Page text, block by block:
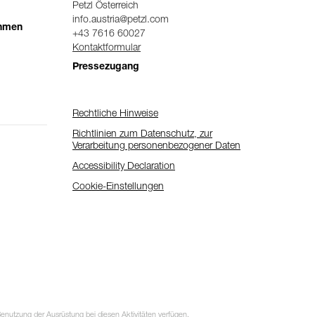
Petzl Österreich
info.austria@petzl.com
+43 7616 60027
Kontaktformular
Pressezugang
Rechtliche Hinweise
Richtlinien zum Datenschutz, zur
Verarbeitung personenbezogener Daten
Accessibility Declaration
Cookie-Einstellungen
der Ausrüstung bei diesen Aktivitäten verfügen.